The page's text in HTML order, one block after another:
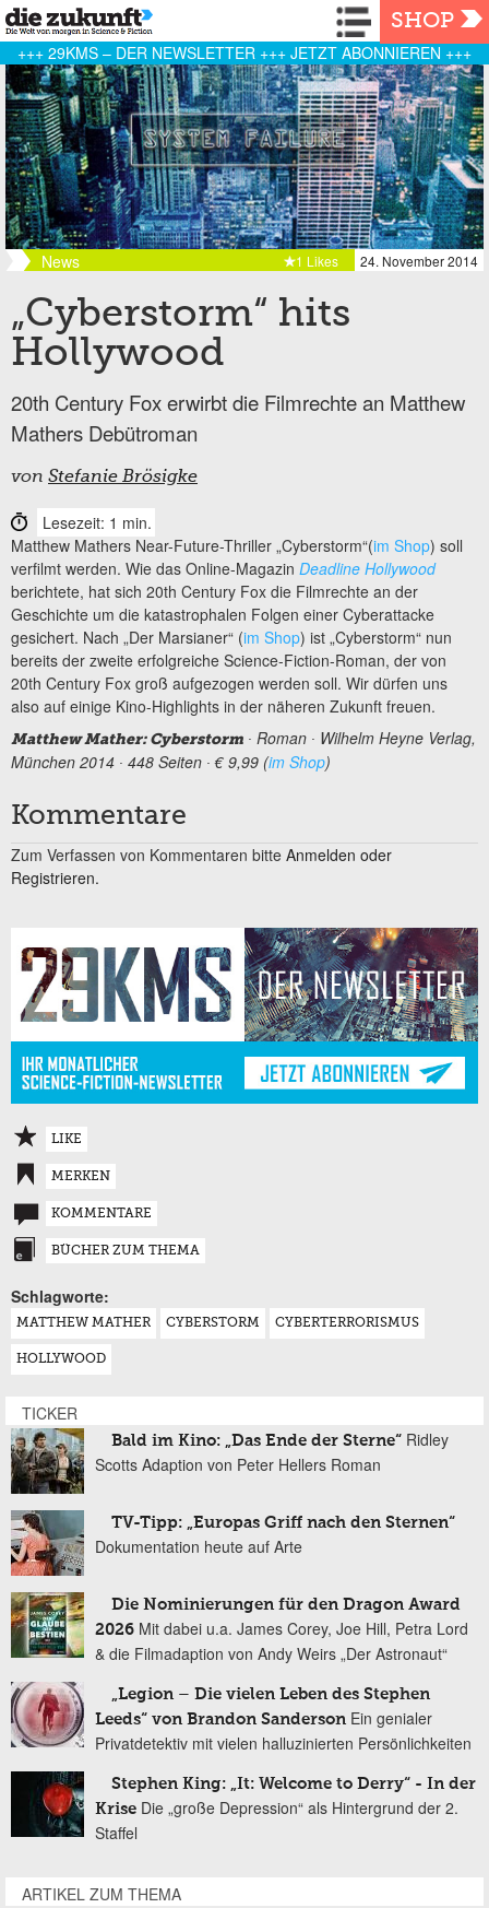
Navigation
SHOP
+++ 29KMS – DER NEWSLETTER +++ JETZT ABONNIEREN +++
News 24. November 2014
1 Likes
„Cyberstorm“ hits
Hollywood
20th Century Fox erwirbt die Filmrechte an Matthew
Mathers Debütroman
von Stefanie Brösigke
Lesezeit: 1 min.
Matthew Mathers Near-Future-Thriller „Cyberstorm“(im Shop) soll
verfilmt werden. Wie das Online-Magazin Deadline Hollywood
berichtete, hat sich 20th Century Fox die Filmrechte an der
Geschichte um die katastrophalen Folgen einer Cyberattacke
gesichert. Nach „Der Marsianer“ (im Shop) ist „Cyberstorm“ nun
bereits der zweite erfolgreiche Science-Fiction-Roman, der von
20th Century Fox groß aufgezogen werden soll. Wir dürfen uns
also auf einige Kino-Highlights in der näheren Zukunft freuen.
Matthew Mather: Cyberstorm ∙ Roman ∙ Wilhelm Heyne Verlag,
München 2014 ∙ 448 Seiten ∙ € 9,99 (im Shop)
Kommentare
Zum Verfassen von Kommentaren bitte Anmelden oder
Registrieren.
LIKE
MERKEN
KOMMENTARE
BÜCHER ZUM THEMA
Schlagworte:
MATTHEW MATHER CYBERSTORM CYBERTERRORISMUS
HOLLYWOOD
TICKER
Bald im Kino: „Das Ende der Sterne“ Ridley
Scotts Adaption von Peter Hellers Roman
TV-Tipp: „Europas Griff nach den Sternen“
Dokumentation heute auf Arte
Die Nominierungen für den Dragon Award
2026 Mit dabei u.a. James Corey, Joe Hill, Petra Lord
& die Filmadaption von Andy Weirs „Der Astronaut“
„Legion – Die vielen Leben des Stephen
Leeds“ von Brandon Sanderson Ein genialer
Privatdetektiv mit vielen halluzinierten Persönlichkeiten
Stephen King: „It: Welcome to Derry“ - In der
Krise Die „große Depression“ als Hintergrund der 2.
Staffel
ARTIKEL ZUM THEMA